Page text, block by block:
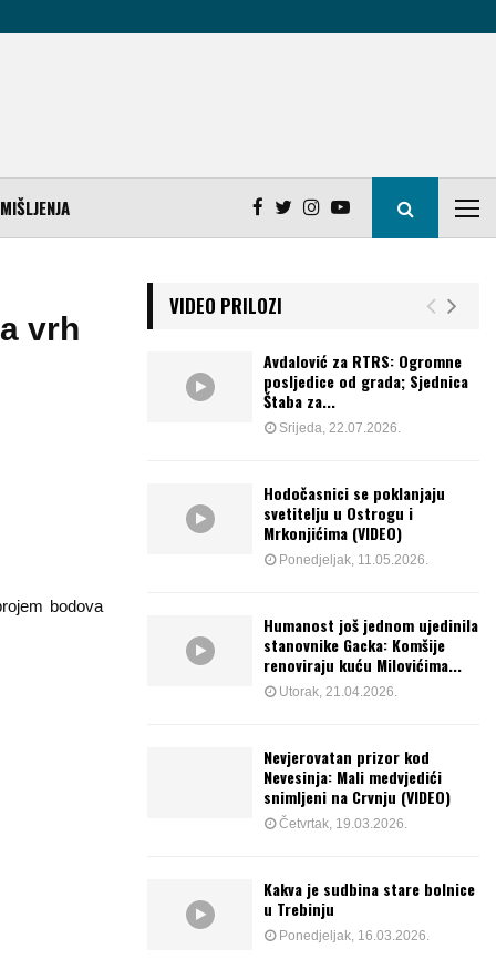
MIŠLJENJA
vrh
bodova
VIDEO PRILOZI
Avdalović za RTRS: Ogromne
posljedice od grada; Sjednica
Štaba za...
Srijeda, 22.07.2026.
Hodočasnici se poklanjaju
svetitelju u Ostrogu i
Mrkonjićima (VIDEO)
Ponedjeljak, 11.05.2026.
Humanost još jednom ujedinila
stanovnike Gacka: Komšije
renoviraju kuću Milovićima...
Utorak, 21.04.2026.
Nevjerovatan prizor kod
Nevesinja: Mali medvjedići
snimljeni na Crvnju (VIDEO)
Četvrtak, 19.03.2026.
Kakva je sudbina stare bolnice
u Trebinju
Ponedjeljak, 16.03.2026.